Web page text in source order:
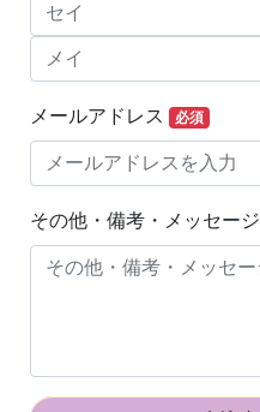
メールアドレス 必須
その他・備考・メッセージ